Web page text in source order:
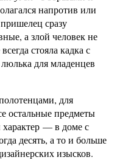
напротив или
сразу
а злой человек не
стояла кадка с
для младенцев
для
остальные предметы
— в доме с
десять, а то и больше
изысков.